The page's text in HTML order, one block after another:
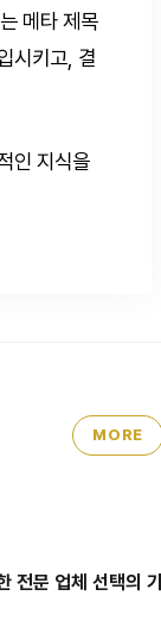
메타 제목
시키고, 결
인 지식을
MORE
전문 업체 선택의 기